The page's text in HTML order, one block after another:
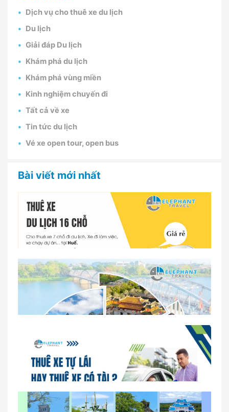
Dịch vụ cho thuê xe du lịch
Du lịch
Giải đáp Du lịch
Khám phá du lịch
Khám phá vùng miền
Kinh nghiệm chuyến đi
Tất cả về xe
Tin tức du lịch
Vé xe open tour, open bus
Bài viết mới nhất
Dịch vụ thuê xe 16 chỗ tại Huế 2026